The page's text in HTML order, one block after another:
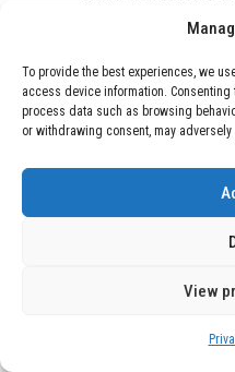
To provide the best experiences, we
access device information.
process data such as browsing
or withdrawing consent, may
View
adquisición
03 BLOG December
GAME se Une
2026
December
de Ancianos